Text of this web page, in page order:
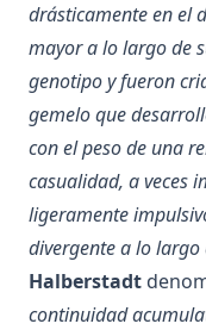
drásticamente en el
mayor a lo largo de
genotipo y fueron
gemelo que
con el peso de una
casualidad, a veces
ligeramente
divergente a lo largo
Halberstadt
continuidad